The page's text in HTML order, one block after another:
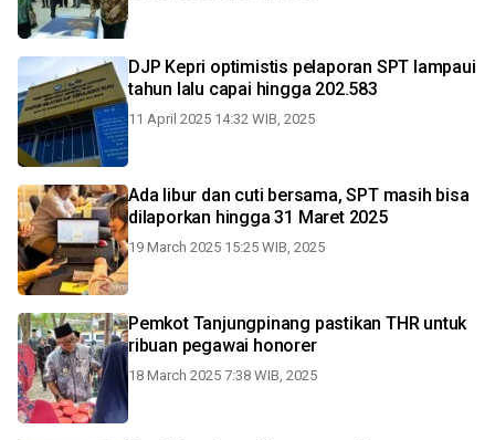
DJP Kepri optimistis pelaporan SPT lampaui
tahun lalu capai hingga 202.583
11 April 2025 14:32 WIB, 2025
Ada libur dan cuti bersama, SPT masih bisa
dilaporkan hingga 31 Maret 2025
19 March 2025 15:25 WIB, 2025
Pemkot Tanjungpinang pastikan THR untuk
ribuan pegawai honorer
18 March 2025 7:38 WIB, 2025